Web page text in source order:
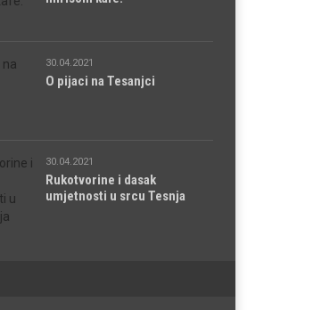
30.04.2021
O pijaci na Tesanjci
30.04.2021
Rukotvorine i dasak
umjetnosti u srcu Tesnja